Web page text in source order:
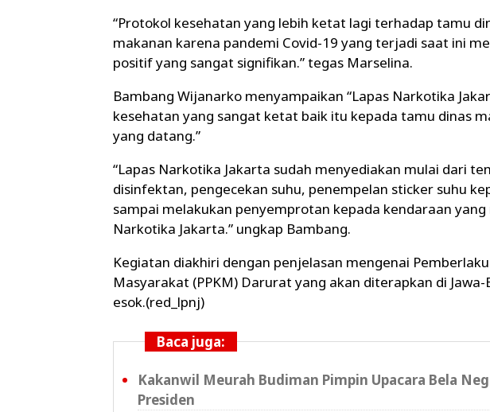
“Protokol kesehatan yang lebih ketat lagi terhadap tamu
makanan karena pandemi Covid-19 yang terjadi saat ini
positif yang sangat signifikan.” tegas Marselina.
Bambang Wijanarko menyampaikan “Lapas Narkotika
kesehatan yang sangat ketat baik itu kepada tamu dinas
yang datang.”
“Lapas Narkotika Jakarta sudah menyediakan mulai dari
disinfektan, pengecekan suhu, penempelan sticker suhu
sampai melakukan penyemprotan kepada kendaraan
Narkotika Jakarta.” ungkap Bambang.
Kegiatan diakhiri dengan penjelasan mengenai
Masyarakat (PPKM) Darurat yang akan diterapkan di Jawa-
esok.(red_lpnj)
Baca juga:
Kakanwil Meurah Budiman Pimpin Upacara Bela
Presiden